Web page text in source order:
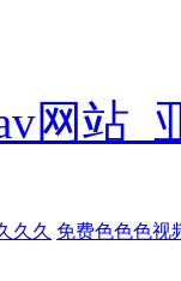
网站_
久久 免费色色色视